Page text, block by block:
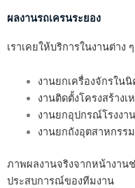
ผลงานรถเครนระยอง
เราเคยให้บริการในงานต่าง
งานยกเครื่องจักรใน
งานติดตั้งโครงสร้างเ
งานยกอุปกรณ์โรงงา
งานยกถังอุตสาหกร
ภาพผลงานจริงจากหน้างา
ประสบการณ์ของทีมงาน